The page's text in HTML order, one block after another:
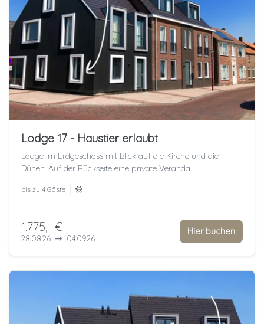
Lodge 17 - Haustier erlaubt
Lodge im Erdgeschoss mit Blick auf die Kirche und die
Dünen. Auf der Rückseite eine private Veranda.
bis zu 4 Gäste
1.775,- €
28.08.26 04.09.26
Hier buchen